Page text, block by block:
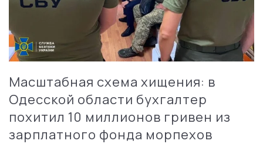
Масштабная схема хищения: в
Одесской области бухгалтер
похитил 10 миллионов гривен из
зарплатного фонда морпехов